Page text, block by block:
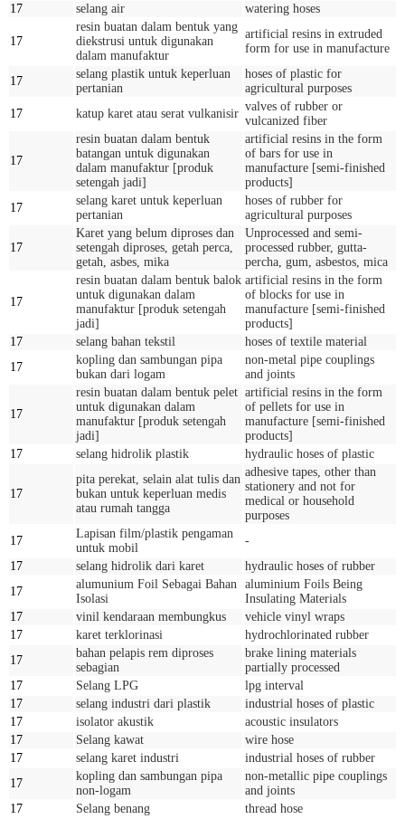
17
selang air watering hoses
17
resin buatan dalam bentuk yang
diekstrusi untuk digunakan
dalam manufaktur
artificial resins in extruded
form for use in manufacture
17
selang plastik untuk keperluan
pertanian
hoses of plastic for
agricultural purposes
17
katup karet atau serat vulkanisir
valves of rubber or
vulcanized fiber
17
resin buatan dalam bentuk
batangan untuk digunakan
dalam manufaktur [produk
setengah jadi]
artificial resins in the form
of bars for use in
manufacture [semi-finished
products]
17
selang karet untuk keperluan
pertanian
hoses of rubber for
agricultural purposes
17
Karet yang belum diproses dan
setengah diproses, getah perca,
getah, asbes, mika
Unprocessed and semi-
processed rubber, gutta-
percha, gum, asbestos, mica
17
resin buatan dalam bentuk balok
untuk digunakan dalam
manufaktur [produk setengah
jadi]
artificial resins in the form
of blocks for use in
manufacture [semi-finished
products]
17
selang bahan tekstil
hoses of textile material
17
kopling dan sambungan pipa
bukan dari logam
non-metal pipe couplings
and joints
17
resin buatan dalam bentuk pelet
untuk digunakan dalam
manufaktur [produk setengah
jadi]
artificial resins in the form
of pellets for use in
manufacture [semi-finished
products]
17
selang hidrolik plastik hydraulic hoses of plastic
17
pita perekat, selain alat tulis dan
bukan untuk keperluan medis
atau rumah tangga
adhesive tapes, other than
stationery and not for
medical or household
purposes
17
Lapisan film/plastik pengaman
untuk mobil
-
17
selang hidrolik dari karet
hydraulic hoses of rubber
17
alumunium Foil Sebagai Bahan
Isolasi
aluminium Foils Being
Insulating Materials
17
vinil kendaraan membungkus
vehicle vinyl wraps
17
karet terklorinasi
hydrochlorinated rubber
17
bahan pelapis rem diproses
sebagian
brake lining materials
partially processed
17
Selang LPG
lpg interval
17
selang industri dari plastik
industrial hoses of plastic
17
isolator akustik
acoustic insulators
17
Selang kawat
wire hose
17
selang karet industri
industrial hoses of rubber
17
kopling dan sambungan pipa
non-logam
non-metallic pipe couplings
and joints
17
Selang benang
thread hose